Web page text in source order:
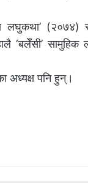
लघुकथा’ (२०७४)
‘बलेँसी’ सामुहिक
अध्यक्ष पनि हुन्।